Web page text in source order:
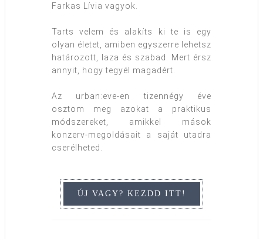
Farkas Lívia vagyok.
Tarts velem és alakíts ki te is egy
olyan életet, amiben egyszerre lehetsz
határozott, laza és szabad. Mert érsz
annyit, hogy tegyél magadért.
Az urban:eve-en tizennégy éve
osztom meg azokat a praktikus
módszereket, amikkel mások
konzerv-megoldásait a saját utadra
cserélheted.